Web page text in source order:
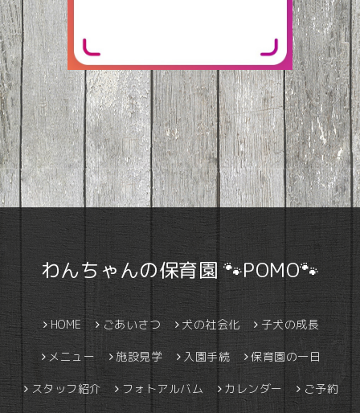
わんちゃんの保育園 🐾POMO🐾
HOME ごあいさつ 犬の社会化 子犬の成長
メニュー 施設見学 入園手続 保育園の一日
スタッフ紹介 フォトアルバム カレンダー ご予約